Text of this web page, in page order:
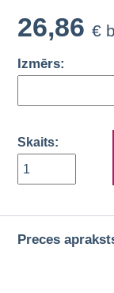
26,86 €
Izmērs:
Skaits:
Preces